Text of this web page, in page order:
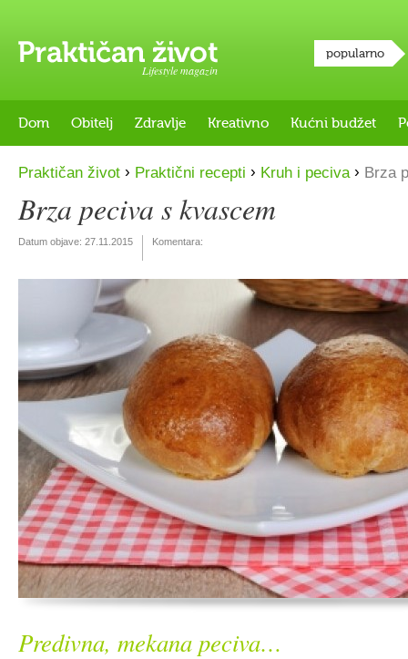
Lifestyle magazin
popularno
Dom Obitelj Zdravlje Kreativno Kućni budžet
Praktičan život › Praktični recepti › Kruh i peciva › Brza
Brza peciva s kvascem
Datum objave: 27.11.2015 Komentara:
Predivna, mekana peciva…